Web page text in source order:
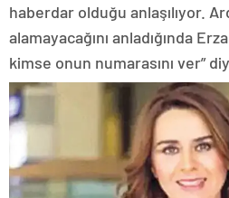
haberdar olduğu anlaşılıyor.
alamayacağını anladığında
kimse onun numarasını ver”